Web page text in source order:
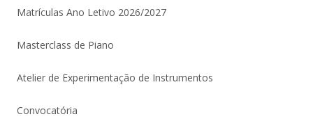
Matrículas Ano Letivo 2026/2027
Masterclass de Piano
Atelier de Experimentação de Instrumentos
Convocatória